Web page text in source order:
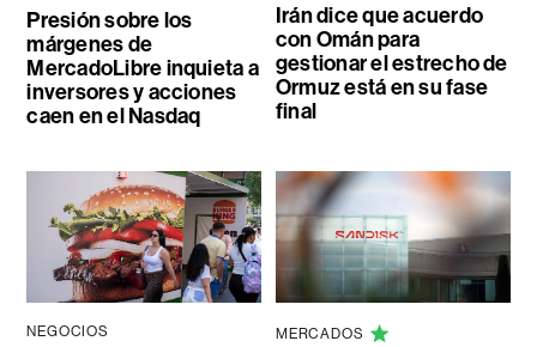
Presión sobre los
márgenes de
MercadoLibre inquieta a
inversores y acciones
caen en el Nasdaq
Irán dice que acuerdo
con Omán para
gestionar el estrecho de
Ormuz está en su fase
final
NEGOCIOS MERCADOS